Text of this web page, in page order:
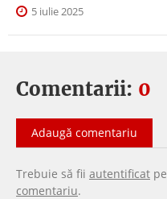
5 iulie 2025
Comentarii: 0
Adaugă comentariu
Trebuie să fii autentificat
comentariu.